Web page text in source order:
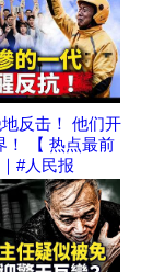
反击！ 他们开
！ 【 热点最前
#人民报